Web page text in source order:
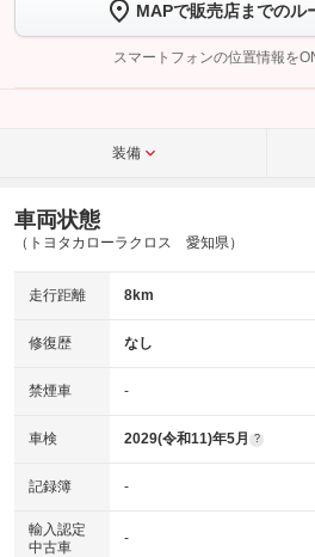
トーク画面で
ボタンをタップし
完了してください。
こちら
MAPで販売店までのル
スマートフォンの位置情報を
装備
車両状態
（トヨタカローラクロス 愛知県）
走行距離 8km
修復歴 なし
禁煙車 -
車検 2029(令和11)年5月 ?
記録簿 -
輸入認定
中古車
-